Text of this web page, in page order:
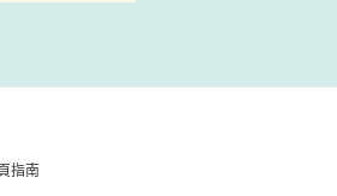
話
足夠郵資
指南